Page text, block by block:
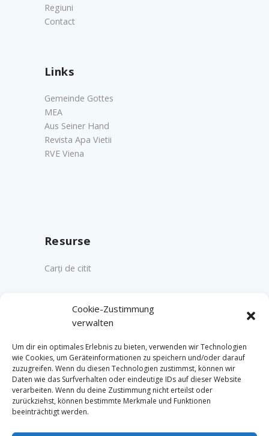
Cookie-Zustimmung
verwalten
Um dir ein optimales Erlebnis zu bieten, verwenden wir Technologien
wie Cookies, um Geräteinformationen zu speichern und/oder darauf
zuzugreifen. Wenn du diesen Technologien zustimmst, können wir
Daten wie das Surfverhalten oder eindeutige IDs auf dieser Website
verarbeiten. Wenn du deine Zustimmung nicht erteilst oder
zurückziehst, können bestimmte Merkmale und Funktionen
beeinträchtigt werden.
Regiuni
Contact
Links
Gemeinde Gottes
MEA
Aus Seiner Hand
Revista Apa Vietii
RVE Viena
Resurse
Carți de citit
Contact
Contact
Impressum
Datenschutz